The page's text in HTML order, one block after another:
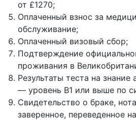
от £1270;
Оплаченный взнос за
обслуживание;
Оплаченный визовый сбор;
Подтверждение
проживания в
Результаты теста на знание
— уровень B1 или выше по
Свидетельство о браке,
заверенное, переведенное